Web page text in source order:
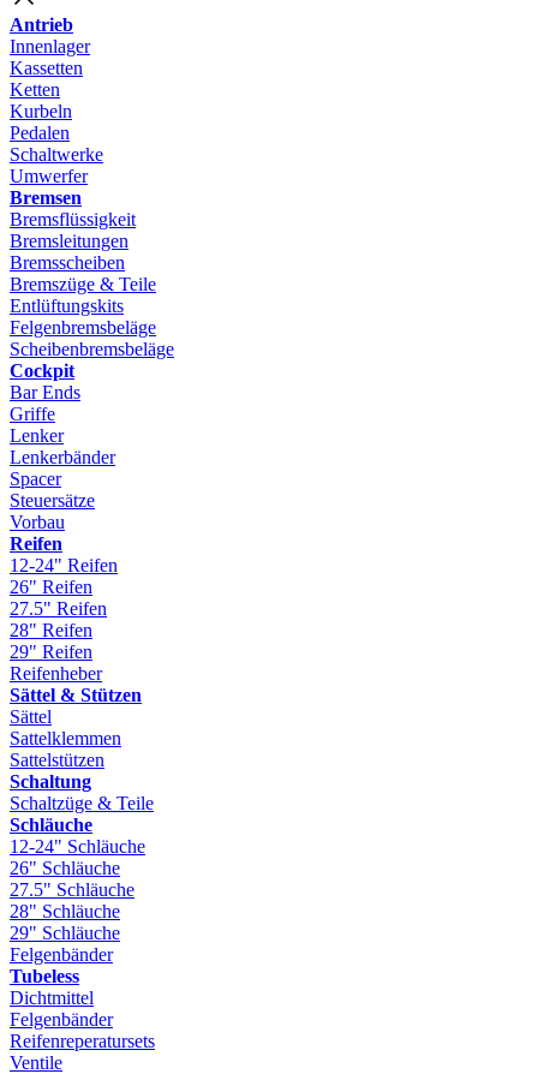
Antrieb
Innenlager
Kassetten
Ketten
Kurbeln
Pedalen
Schaltwerke
Umwerfer
Bremsen
Bremsflüssigkeit
Bremsleitungen
Bremsscheiben
Bremszüge & Teile
Entlüftungskits
Felgenbremsbeläge
Scheibenbremsbeläge
Cockpit
Bar Ends
Griffe
Lenker
Lenkerbänder
Spacer
Steuersätze
Vorbau
Reifen
12-24" Reifen
26" Reifen
27.5" Reifen
28" Reifen
29" Reifen
Reifenheber
Sättel & Stützen
Sättel
Sattelklemmen
Sattelstützen
Schaltung
Schaltzüge & Teile
Schläuche
12-24" Schläuche
26" Schläuche
27.5" Schläuche
28" Schläuche
29" Schläuche
Felgenbänder
Tubeless
Dichtmittel
Felgenbänder
Reifenreperatursets
Ventile